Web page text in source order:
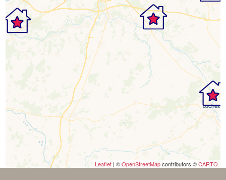
Leaflet| ©OpenStreetMapcontributors ©CARTO